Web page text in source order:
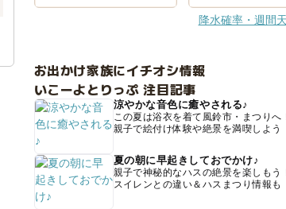
降水確率・週間
お出かけ家族にイチオシ情報
いこーよとりっぷ 注目記事
涼やかな音色に癒やされる♪
この夏は浴衣を着て風鈴市・まつりへ
親子で絵付け体験や絶景を満喫しよう
夏の朝に早起きしておでかけ♪
親子で神秘的なハスの絶景を楽しもう
スイレンとの違い＆ハスまつり情報も